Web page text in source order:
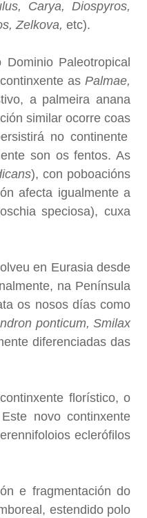
Carya, Diospyros,
Zelkova, etc).
Paleotropical
as Palmae,
a palmeira anana
similar ocorre coas
no continente
son os fentos. As
), con poboacións
afecta igualmente a
speciosa), cuxa
en Eurasia desde
na Península
os nosos días como
ponticum, Smilax
diferenciadas das
florístico, o
novo continxente
eclerófilos
e fragmentación do
estendido polo